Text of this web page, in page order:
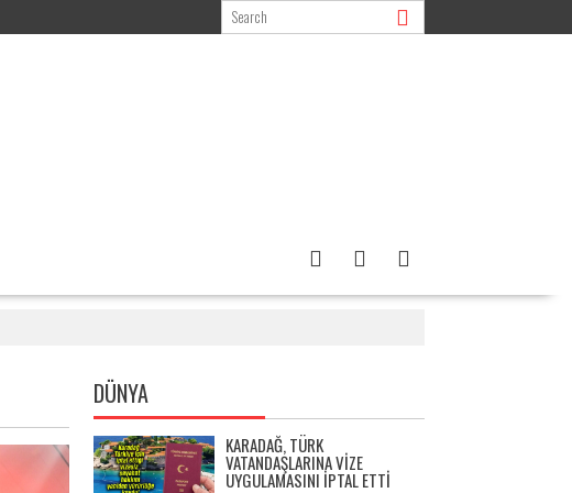
DÜNYA
KARADAĞ, TÜRK
VATANDAŞLARINA VIZE
UYGULAMASINI IPTAL ETTI